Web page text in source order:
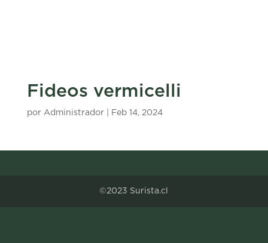
Fideos vermicelli
por Administrador| Feb 14, 2024
©2023 Surista.cl